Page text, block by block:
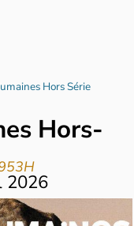
Hors Série
Hors-
2026